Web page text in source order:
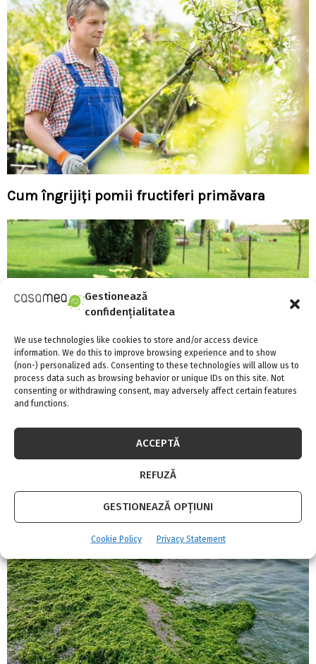
Gestionează
confidențialitatea
We use technologies like cookies to store and/or access device
information. We do this to improve browsing experience and to show
(non-) personalized ads. Consenting to these technologies will allow us to
process data such as browsing behavior or unique IDs on this site. Not
consenting or withdrawing consent, may adversely affect certain features
and functions.
ACCEPTĂ
REFUZĂ
GESTIONEAZĂ OPȚIUNI
Cookie Policy Privacy Statement
Cum îngrijiți pomii fructiferi primăvara
Compostul, cea mai veche metodă de
reciclare, revine printre obiceiurile ECO ale